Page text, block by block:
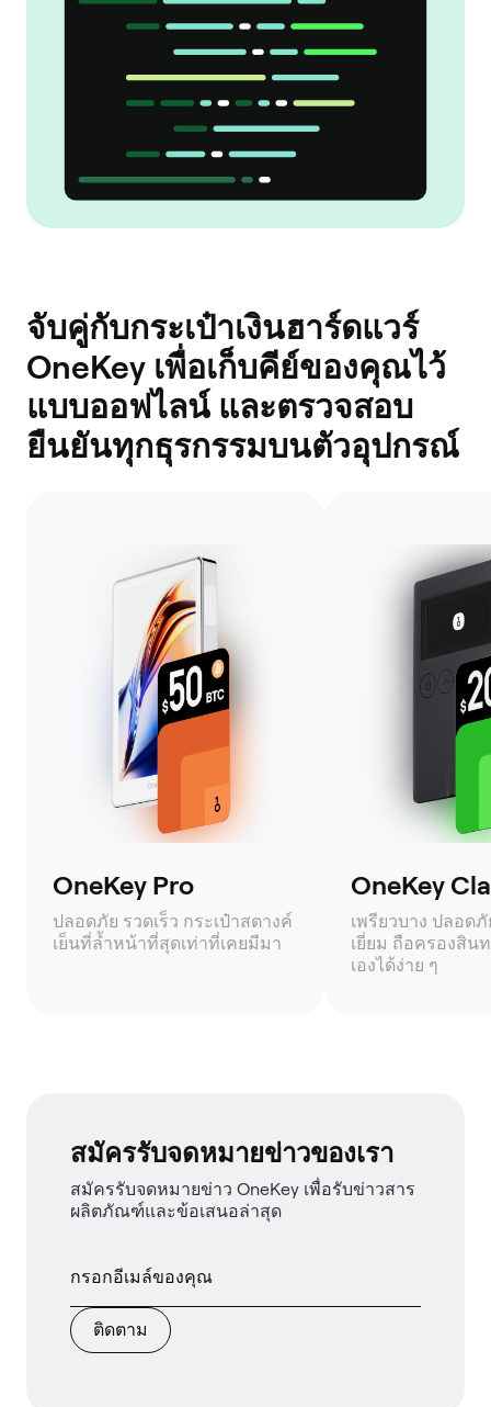
จับคู่กับกระเป๋าเงินฮาร์ดแวร์
OneKey เพื่อเก็บคีย์ของคุณไว้
แบบออฟไลน์ และตรวจสอบ
ยืนยันทุกธุรกรรมบนตัวอุปกรณ์
OneKey Pro
ปลอดภัย รวดเร็ว กระเป๋าสตางค์
เย็นที่ล้ำหน้าที่สุดเท่าที่เคยมีมา
OneKey
เพรียวบาง ปลอด
เยี่ยม ถือครองสิน
เองได้ง่าย ๆ
สมัครรับจดหมายข่าวของเรา
สมัครรับจดหมายข่าว OneKey เพื่อรับข่าวสาร
ผลิตภัณฑ์และข้อเสนอล่าสุด
ติดตาม